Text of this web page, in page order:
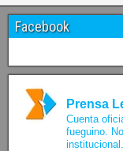
Facebook
Prensa
Cuenta
fueguino.
institucional.